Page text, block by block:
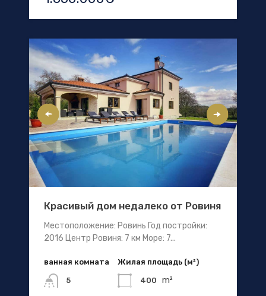
Красивый дом недалеко от Ровиня
Местоположение: Ровинь Год постройки:
2016 Центр Ровиня: 7 км Море: 7...
ванная комната
5
Жилая площадь (м²)
400 m²